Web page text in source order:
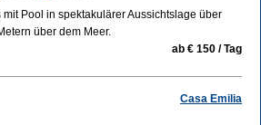
Pool in spektakulärer Aussichtslage über
über dem Meer.
ab € 150 / Tag
Casa Emilia